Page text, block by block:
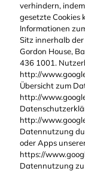
verhindern,
gesetzte Cookies
Informationen
Sitz innerhalb der
Gordon House,
436 1001.
http://
Übersicht zum
http://
http://
Datennutzung
oder Apps
https://
Datennutzung